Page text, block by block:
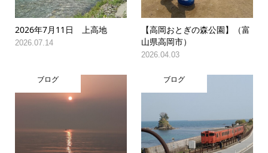
2026年7月11日 上高地
2026.07.14
【高岡おとぎの森公園】（富
山県高岡市）
2026.04.03
ブログ ブログ